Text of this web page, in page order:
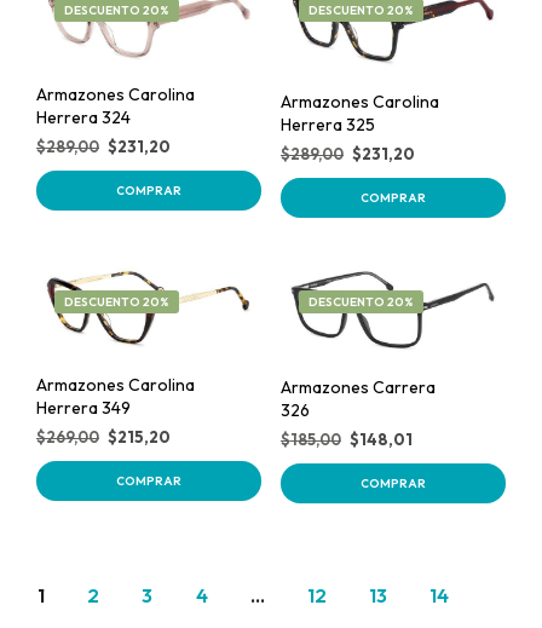
DESCUENTO 20%
Armazones Carolina
Herrera 324
$289,00 $231,20
COMPRAR
DESCUENTO 20%
Armazones Carolina
Herrera 325
$289,00 $231,20
COMPRAR
DESCUENTO 20%
Armazones Carolina
Herrera 349
$269,00 $215,20
COMPRAR
DESCUENTO 20%
Armazones Carrera
326
$185,00 $148,01
COMPRAR
1 2 3 4 … 12 13
14